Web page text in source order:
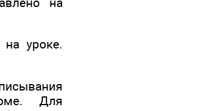
уроке.
Для